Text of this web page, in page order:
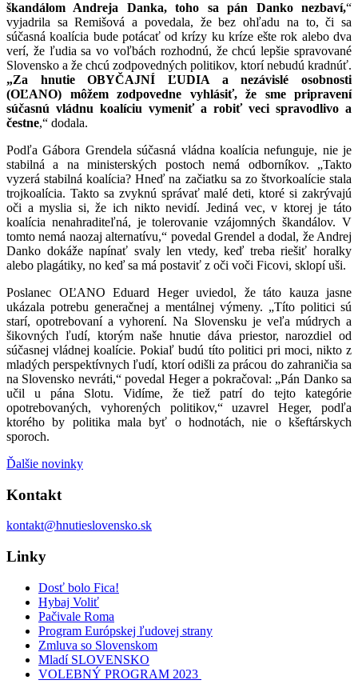
škandálom Andreja Danka, toho sa pán Danko nezbaví,“
vyjadrila sa Remišová a povedala, že bez ohľadu na to, či sa
súčasná koalícia bude potácať od krízy ku kríze ešte rok alebo dva
verí, že ľudia sa vo voľbách rozhodnú, že chcú lepšie spravované
Slovensko a že chcú zodpovedných politikov, ktorí nebudú kradnúť.
„Za hnutie OBYČAJNÍ ĽUDIA a nezávislé osobnosti
(OĽANO) môžem zodpovedne vyhlásiť, že sme pripravení
súčasnú vládnu koalíciu vymeniť a robiť veci spravodlivo a
čestne,“ dodala.
Podľa Gábora Grendela súčasná vládna koalícia nefunguje, nie je
stabilná a na ministerských postoch nemá odborníkov. „Takto
vyzerá stabilná koalícia? Hneď na začiatku sa zo štvorkoalície stala
trojkoalícia. Takto sa zvyknú správať malé deti, ktoré si zakrývajú
oči a myslia si, že ich nikto nevidí. Jediná vec, v ktorej je táto
koalícia nenahraditeľná, je tolerovanie vzájomných škandálov. V
tomto nemá naozaj alternatívu,“ povedal Grendel a dodal, že Andrej
Danko dokáže napínať svaly len vtedy, keď treba riešiť horalky
alebo plagátiky, no keď sa má postaviť z oči voči Ficovi, sklopí uši.
Poslanec OĽANO Eduard Heger uviedol, že táto kauza jasne
ukázala potrebu generačnej a mentálnej výmeny. „Títo politici sú
starí, opotrebovaní a vyhorení. Na Slovensku je veľa múdrych a
šikovných ľudí, ktorým naše hnutie dáva priestor, narozdiel od
súčasnej vládnej koalície. Pokiaľ budú títo politici pri moci, nikto z
mladých perspektívnych ľudí, ktorí odišli za prácou do zahraničia sa
na Slovensko nevráti,“ povedal Heger a pokračoval: „Pán Danko sa
učil u pána Slotu. Vidíme, že tiež patrí do tejto kategórie
opotrebovaných, vyhorených politikov,“ uzavrel Heger, podľa
ktorého by politika mala byť o hodnotách, nie o kšeftárskych
sporoch.
Ďalšie novinky
Kontakt
kontakt@hnutieslovensko.sk
Linky
Dosť bolo Fica!
Hybaj Voliť
Pačivale Roma
Program Európskej ľudovej strany
Zmluva so Slovenskom
Mladí SLOVENSKO
VOLEBNÝ PROGRAM 2023